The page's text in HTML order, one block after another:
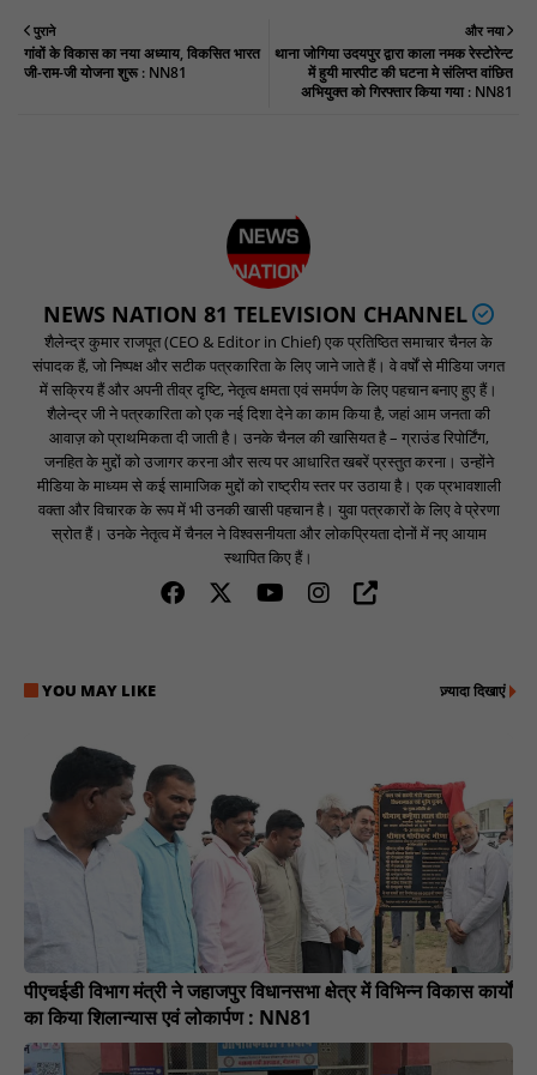
और नया
थाना जोगिया उदयपुर द्वारा काला नमक रेस्टोरेन्ट
में हुयी मारपीट की घटना मे संलिप्त वांछित
अभियुक्त को गिरफ्तार किया गया : NN81
पुराने
गांवों के विकास का नया अध्याय, विकसित भारत
जी-राम-जी योजना शुरू : NN81
NEWS NATION 81 TELEVISION CHANNEL
शैलेन्द्र कुमार राजपूत (CEO & Editor in Chief) एक प्रतिष्ठित समाचार चैनल के
संपादक हैं, जो निष्पक्ष और सटीक पत्रकारिता के लिए जाने जाते हैं। वे वर्षों से मीडिया जगत
में सक्रिय हैं और अपनी तीव्र दृष्टि, नेतृत्व क्षमता एवं समर्पण के लिए पहचान बनाए हुए हैं।
शैलेन्द्र जी ने पत्रकारिता को एक नई दिशा देने का काम किया है, जहां आम जनता की
आवाज़ को प्राथमिकता दी जाती है। उनके चैनल की खासियत है – ग्राउंड रिपोर्टिंग,
जनहित के मुद्दों को उजागर करना और सत्य पर आधारित खबरें प्रस्तुत करना। उन्होंने
मीडिया के माध्यम से कई सामाजिक मुद्दों को राष्ट्रीय स्तर पर उठाया है। एक प्रभावशाली
वक्ता और विचारक के रूप में भी उनकी खासी पहचान है। युवा पत्रकारों के लिए वे प्रेरणा
स्रोत हैं। उनके नेतृत्व में चैनल ने विश्वसनीयता और लोकप्रियता दोनों में नए आयाम
स्थापित किए हैं।
YOU MAY LIKE ज़्यादा दिखाएं
पीएचईडी विभाग मंत्री ने जहाजपुर विधानसभा क्षेत्र में विभिन्न विकास कार्यों
का किया शिलान्यास एवं लोकार्पण : NN81